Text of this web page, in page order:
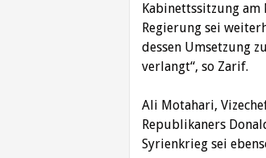
Kabinettssitzung am
Regierung sei
dessen Umsetzung
verlangt“, so Zarif.
Ali Motahari,
Republikaners
Syrienkrieg sei